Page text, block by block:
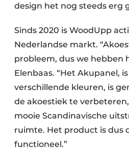
design het nog steeds erg
Sinds 2020 is WoodUpp
Nederlandse markt.
probleem, dus we hebben
Elenbaas. “Het Akupanel,
verschillende kleuren, is
de akoestiek te
mooie Scandinavische
ruimte. Het product is dus
functioneel.”